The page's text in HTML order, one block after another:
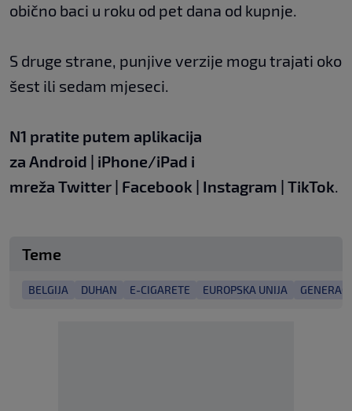
obično baci u roku od pet dana od kupnje.
S druge strane, punjive verzije mogu trajati oko
šest ili sedam mjeseci.
N1 pratite putem aplikacija
za Android | iPhone/iPad i
mreža Twitter | Facebook | Instagram | TikTok.
Teme
BELGIJA DUHAN E-CIGARETE EUROPSKA UNIJA